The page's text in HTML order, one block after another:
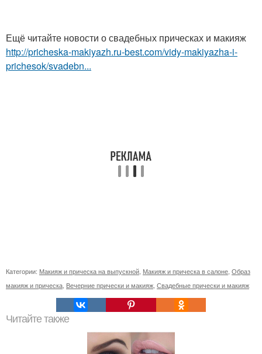
Ещё читайте новости о свадебных прическах и макияж
http://pricheska-makiyazh.ru-best.com/vidy-makiyazha-i-
prichesok/svadebn...
Категории: Макияж и прическа на выпускной Макияж и прическа в салоне Образ
макияж и прическа Вечерние прически и макияж Свадебные прически и макияж
Читайте также